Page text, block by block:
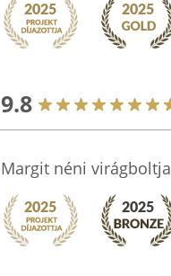
9.8
Margit néni virágboltja